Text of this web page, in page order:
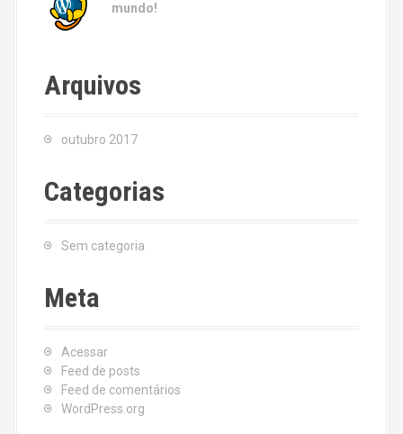
mundo!
Arquivos
outubro 2017
Categorias
Sem categoria
Meta
Acessar
Feed de posts
Feed de comentários
WordPress.org